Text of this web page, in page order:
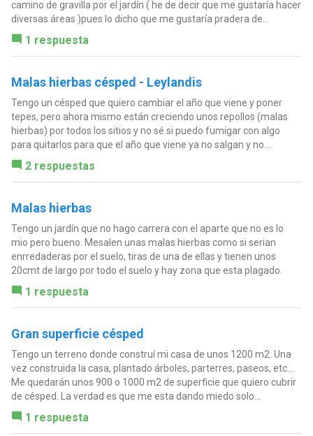
camino de gravilla por el jardín ( he de decir que me gustaría hacer
diversas áreas )pues lo dicho que me gustaría pradera de...
1 respuesta
Malas hierbas césped - Leylandis
Tengo un césped que quiero cambiar el año que viene y poner
tepes, pero ahora mismo están creciendo unos repollos (malas
hierbas) por todos los sitios y no sé si puedo fumigar con algo
para quitarlos para que el año que viene ya no salgan y no...
2 respuestas
Malas hierbas
Tengo un jardín que no hago carrera con el aparte que no es lo
mio pero bueno. Mesalen unas malas hierbas como si serian
enrredaderas por el suelo, tiras de una de ellas y tienen unos
20cmt de largo por todo el suelo y hay zona que esta plagado.
1 respuesta
Gran superficie césped
Tengo un terreno donde construí mi casa de unos 1200 m2. Una
vez construida la casa, plantado árboles, parterres, paseos, etc...
Me quedarán unos 900 o 1000 m2 de superficie que quiero cubrir
de césped. La verdad es que me esta dando miedo solo...
1 respuesta